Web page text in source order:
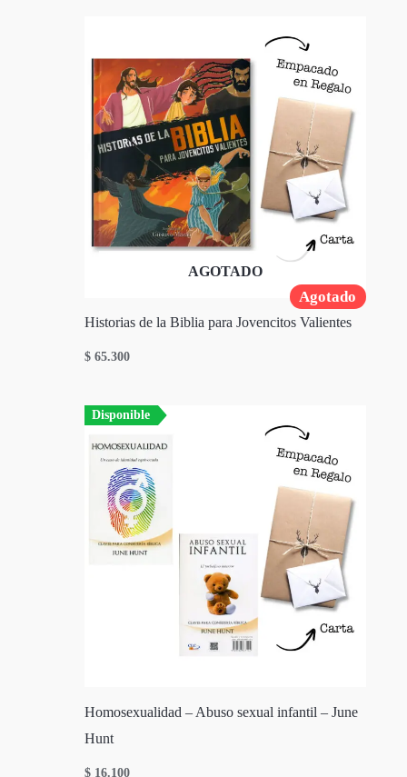
Agotado
AGOTADO
Historias de la Biblia para Jovencitos Valientes
$ 65.300
Disponible
Homosexualidad – Abuso sexual infantil – June
Hunt
$ 16.100